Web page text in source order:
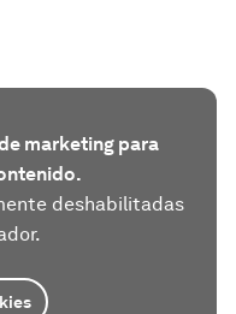
marketing para
deshabilitadas